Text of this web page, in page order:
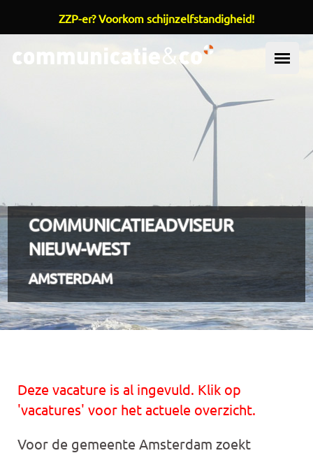
Overslaan en naar de inhoud gaan
COMMUNICATIEADVISEUR
NIEUW-WEST
AMSTERDAM
Deze vacature is al ingevuld. Klik op
'vacatures' voor het actuele overzicht.
Voor de gemeente Amsterdam zoekt
ZZP-er? Voorkom schijnzelfstandigheid!